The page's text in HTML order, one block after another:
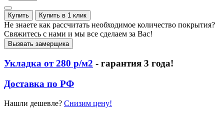
Купить Купить в 1 клик
Не знаете как рассчитать необходимое количество покрытия?
Свяжитесь с нами и мы все сделаем за Вас!
Вызвать замерщика
Укладка от 280 р/м2 - гарантия 3 года!
Доставка по РФ
Нашли дешевле? Снизим цену!